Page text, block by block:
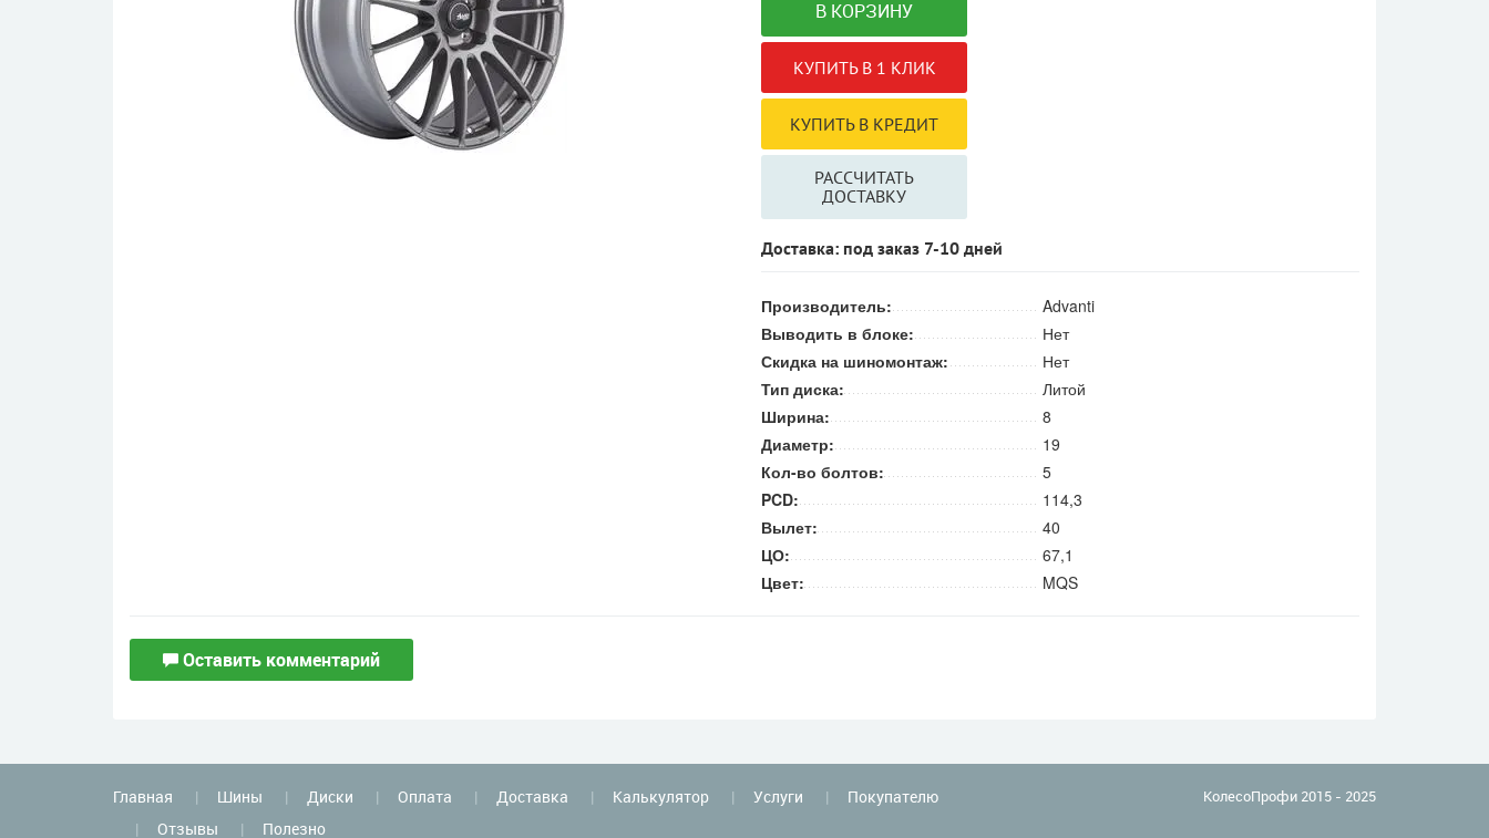
РАССЧИТАТЬ
ДОСТАВКУ
Доставка: под заказ 7-10 дней
Производитель:
Advanti
Выводить в блоке:
Нет
Скидка на шиномонтаж:
Нет
Тип диска:
Литой
Ширина:
8
Диаметр:
19
Кол-во болтов:
5
PCD:
114,3
Вылет:
40
ЦО:
67,1
Цвет:
MQS
Оставить комментарий
Главная Шины Диски Оплата Доставка Калькулятор Услуги
Покупателю
Отзывы
Полезно
КолесоПрофи 2015 - 2025